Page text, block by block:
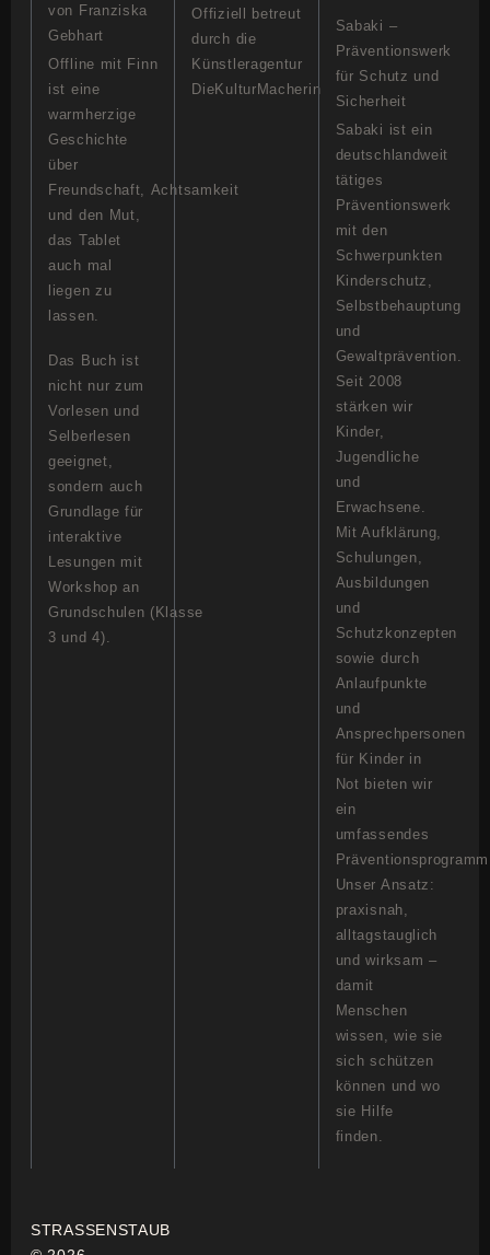
von Franziska
Gebhart
Offline mit Finn
ist eine
warmherzige
Geschichte
über
Freundschaft, Achtsamkeit
und den Mut,
das Tablet
auch mal
liegen zu
lassen.
Das Buch ist
nicht nur zum
Vorlesen und
Selberlesen
geeignet,
sondern auch
Grundlage für
interaktive
Lesungen mit
Workshop an
Grundschulen (Klasse
3 und 4).
Offiziell betreut
durch die
Künstleragentur
DieKulturMacherin
Sabaki –
Präventionswerk
für Schutz und
Sicherheit
Sabaki ist ein
deutschlandweit
tätiges
Präventionswerk
mit den
Schwerpunkten
Kinderschutz,
Selbstbehauptung
und
Gewaltprävention.
Seit 2008
stärken wir
Kinder,
Jugendliche
und
Erwachsene.
Mit Aufklärung,
Schulungen,
Ausbildungen
und
Schutzkonzepten
sowie durch
Anlaufpunkte
und
Ansprechpersonen
für Kinder in
Not bieten wir
ein
umfassendes
Unser Ansatz:
praxisnah,
alltagstauglich
und wirksam –
damit
Menschen
wissen, wie sie
sich schützen
können und wo
sie Hilfe
finden.
STRASSENSTAUB